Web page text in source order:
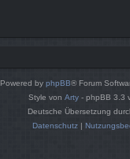
Powered by phpBB® Forum
Style von Arty - phpBB 3.3
Deutsche Übersetzung
Datenschutz|